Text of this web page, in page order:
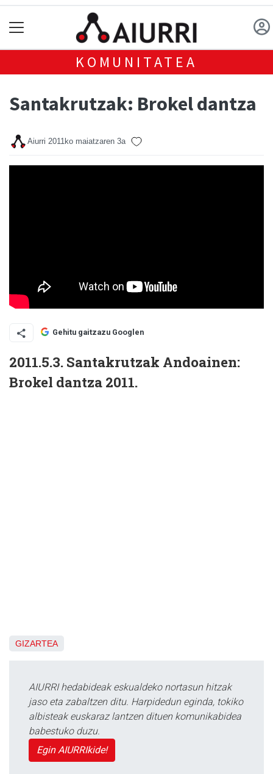
KOMUNITATEA
Santakrutzak: Brokel dantza
Aiurri 2011ko maiatzaren 3a
Gehitu gaitzazu Googlen
2011.5.3. Santakrutzak Andoainen:
Brokel dantza 2011.
GIZARTEA
AIURRI hedabideak eskualdeko nortasun hitzak
jaso eta zabaltzen ditu. Harpidedun eginda, tokiko
albisteak euskaraz lantzen dituen komunikabidea
babestuko duzu.
Egin AIURRIkide!